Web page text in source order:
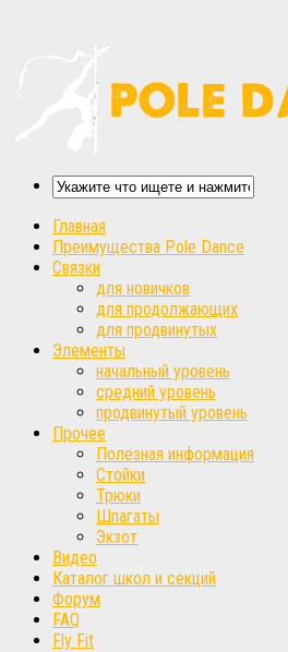
Главная
Преимущества Pole Dance
Связки
для новичков
для продолжающих
для продвинутых
Элементы
начальный уровень
средний уровень
продвинутый уровень
Прочее
Полезная информация
Стойки
Трюки
Шпагаты
Экзот
Видео
Каталог школ и секций
Форум
FAQ
Fly Fit